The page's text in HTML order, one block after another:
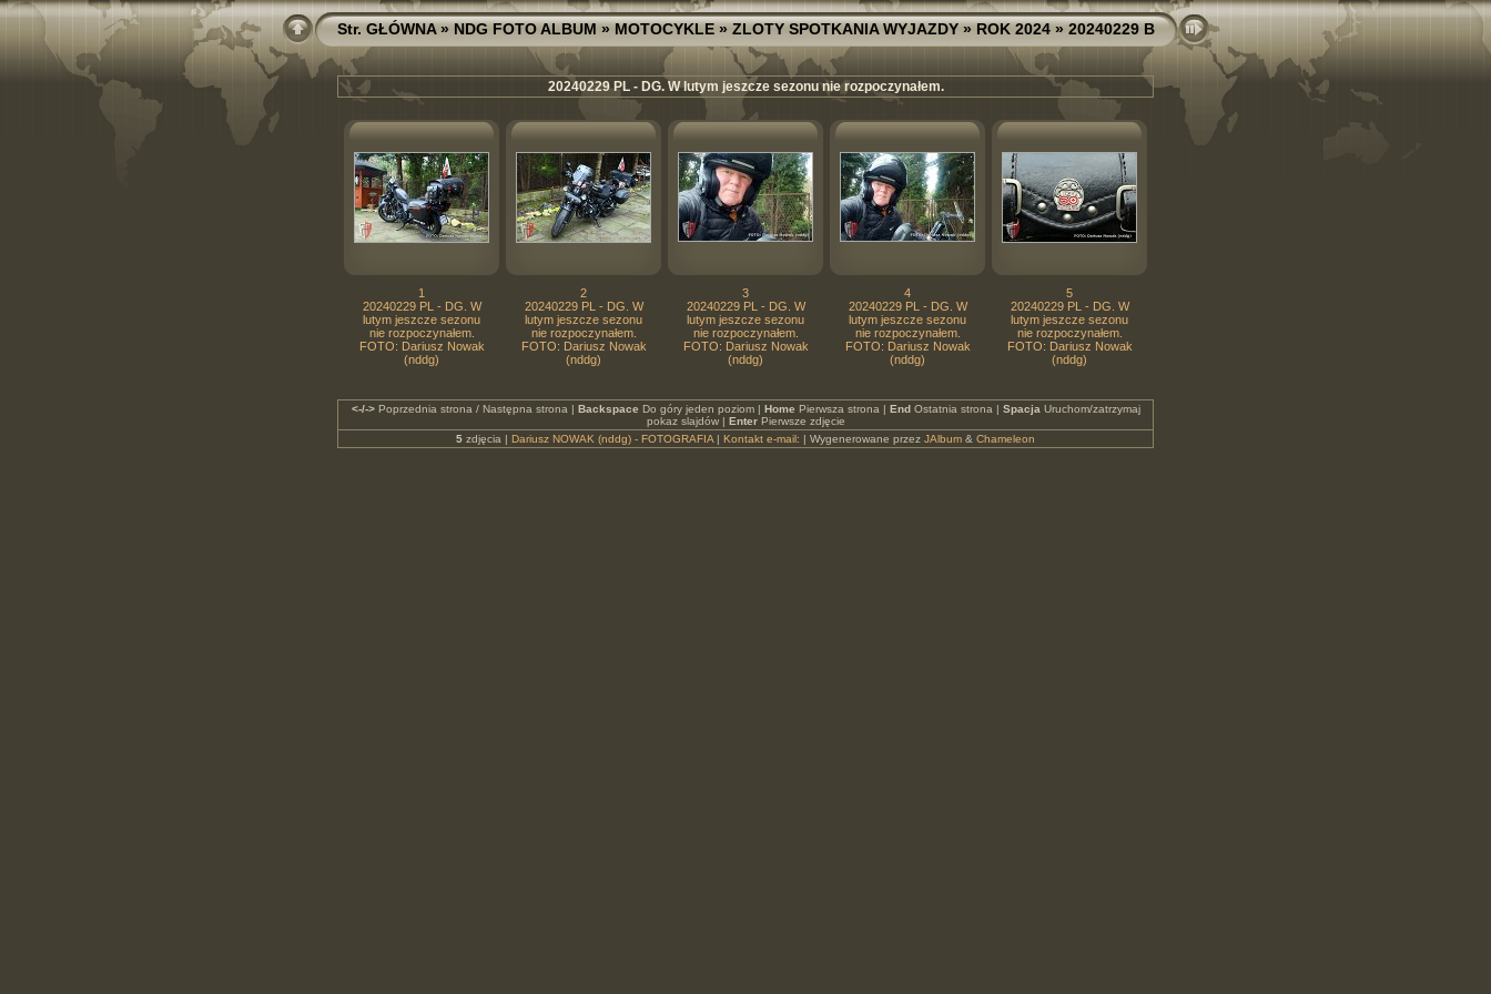
Str. GŁÓWNA»NDG FOTO ALBUM»MOTOCYKLE»ZLOTY SPOTKANIA WYJAZDY»ROK 2024» 20240229 B
20240229 PL - DG. W lutym jeszcze sezonu nie rozpoczynałem.
1
20240229 PL - DG. W
lutym jeszcze sezonu
nie rozpoczynałem.
FOTO: Dariusz Nowak
(nddg)
2
20240229 PL - DG. W
lutym jeszcze sezonu
nie rozpoczynałem.
FOTO: Dariusz Nowak
(nddg)
3
20240229 PL - DG. W
lutym jeszcze sezonu
nie rozpoczynałem.
FOTO: Dariusz Nowak
(nddg)
4
20240229 PL - DG. W
lutym jeszcze sezonu
nie rozpoczynałem.
FOTO: Dariusz Nowak
(nddg)
5
20240229 PL - DG. W
lutym jeszcze sezonu
nie rozpoczynałem.
FOTO: Dariusz Nowak
(nddg)
<-/->Poprzednia strona / Następna strona | Backspace Do góry jeden poziom | Home Pierwsza strona | EndOstatnia strona | Spacja Uruchom/zatrzymaj
pokaz slajdów | EnterPierwsze zdjęcie
5 zdjęcia | Dariusz NOWAK (nddg) - FOTOGRAFIA | Kontakt e-mail: | Wygenerowane przez JAlbum & Chameleon